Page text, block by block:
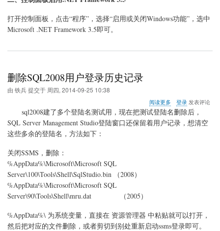
打开控制面板，点击“程序”，选择“启用或关闭Windows功能”，选中
Microsoft .NET Framework 3.5即可。
删除SQL2008用户登录历史记录
由 铁兵提交于 周四, 2014-09-25 10:38
阅读更多
于
删
除
登录发表评论
sql2008建了多个登陆名测试用，现在把测试登陆名删除后，
SQL Server Management Studio登陆窗口还保留着用户记录，想清空
这些多余的登陆名，方法如下：
关闭SSMS，删除：
%AppData%\Microsoft\Microsoft SQL
Server\100\Tools\Shell\SqlStudio.bin
（2008）
%AppData%\Microsoft\Microsoft SQL
Server\90\Tools\Shell\mru.dat （2005）
%AppData%\ 为系统变量，直接在 资源管理器 中粘贴就可以打开，
然后把对应的文件删除，或者剪切到别处重新启动ssms登录即可。